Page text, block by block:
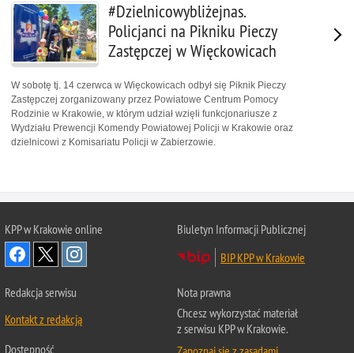
#Dzielnicowybliżejnas.
Policjanci na Pikniku Pieczy
Zastępczej w Więckowicach
W sobotę tj. 14 czerwca w Więckowicach odbył się Piknik Pieczy
Zastępczej zorganizowany przez Powiatowe Centrum Pomocy
Rodzinie w Krakowie, w którym udział wzięli funkcjonariusze z
Wydziału Prewencji Komendy Powiatowej Policji w Krakowie oraz
dzielnicowi z Komisariatu Policji w Zabierzowie.
KPP w Krakowie online
Biuletyn Informacji Publicznej
BIP KPP w Krakowie
Redakcja serwisu
Kontakt z redakcją
Dostępność
Nota prawna
Chcesz wykorzystać materiał
z serwisu KPP w Krakowie.